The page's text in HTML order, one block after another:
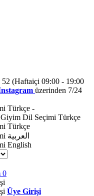
(Haftaiçi 09:00 - 19:00
üzerinden 7/24
Türkçe -
Türkçe
Türkçe
العربية
English
0
Üye Girişi